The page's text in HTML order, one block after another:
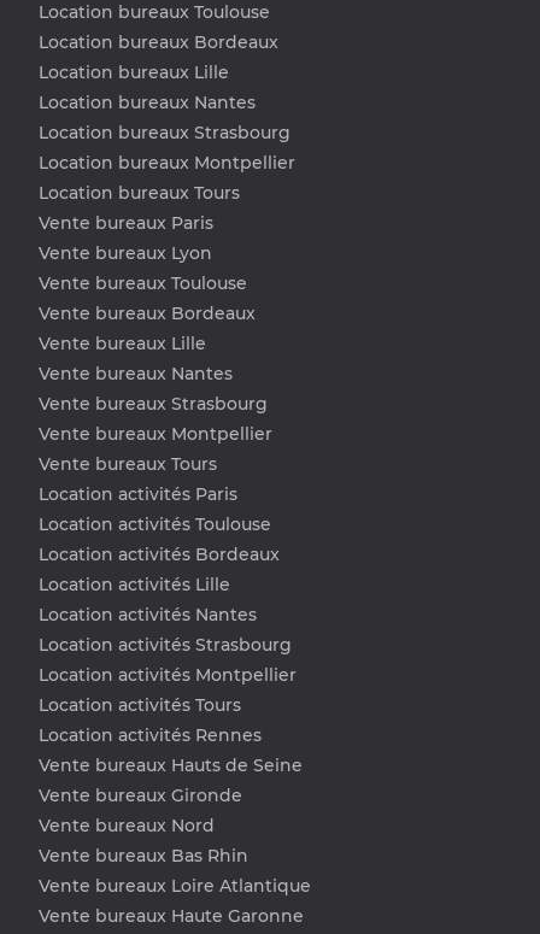
Location bureaux Toulouse
Location bureaux Bordeaux
Location bureaux Lille
Location bureaux Nantes
Location bureaux Strasbourg
Location bureaux Montpellier
Location bureaux Tours
Vente bureaux Paris
Vente bureaux Lyon
Vente bureaux Toulouse
Vente bureaux Bordeaux
Vente bureaux Lille
Vente bureaux Nantes
Vente bureaux Strasbourg
Vente bureaux Montpellier
Vente bureaux Tours
Location activités Paris
Location activités Toulouse
Location activités Bordeaux
Location activités Lille
Location activités Nantes
Location activités Strasbourg
Location activités Montpellier
Location activités Tours
Location activités Rennes
Vente bureaux Hauts de Seine
Vente bureaux Gironde
Vente bureaux Nord
Vente bureaux Bas Rhin
Vente bureaux Loire Atlantique
Vente bureaux Haute Garonne